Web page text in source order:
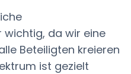
wichtig, da wir eine
Beteiligten kreieren
ist gezielt